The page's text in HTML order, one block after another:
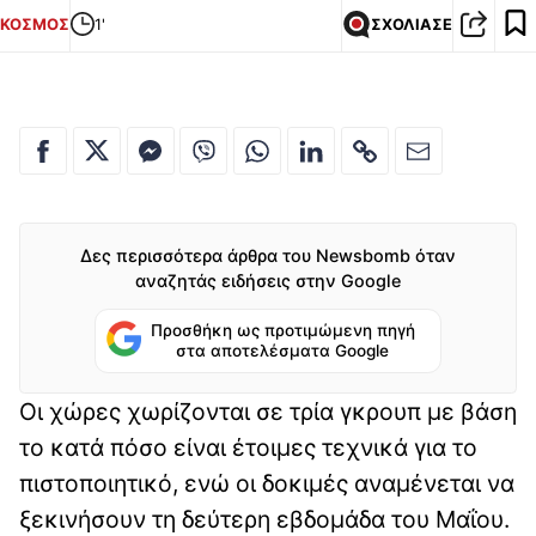
ΚΟΣΜΟΣ 1' ΣΧΟΛΙΑΣΕ
Δες περισσότερα άρθρα του Newsbomb όταν
αναζητάς ειδήσεις στην Google
Προσθήκη ως προτιμώμενη πηγή
στα αποτελέσματα Google
Οι χώρες χωρίζονται σε τρία γκρουπ με βάση
το κατά πόσο είναι έτοιμες τεχνικά για το
πιστοποιητικό, ενώ οι δοκιμές αναμένεται να
ξεκινήσουν τη δεύτερη εβδομάδα του Μαΐου.